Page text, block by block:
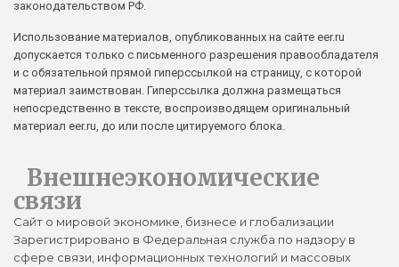
законодательством РФ.
Использование материалов, опубликованных на сайте eer.ru
допускается только с письменного разрешения правообладателя
и с обязательной прямой гиперссылкой на страницу, с которой
материал заимствован. Гиперссылка должна размещаться
непосредственно в тексте, воспроизводящем оригинальный
материал eer.ru, до или после цитируемого блока.
Внешнеэкономические
связи
Сайт о мировой экономике, бизнесе и глобализации
Зарегистрировано в Федеральная служба по надзору в
сфере связи, информационных технологий и массовых